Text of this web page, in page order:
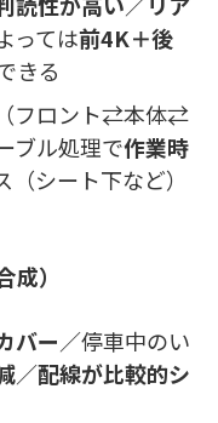
っては前4K＋後
きる
（フロント⇄本体⇄
ブル処理で作業時
シート下など）
）
バー／停車中のい
／配線が比較的シ